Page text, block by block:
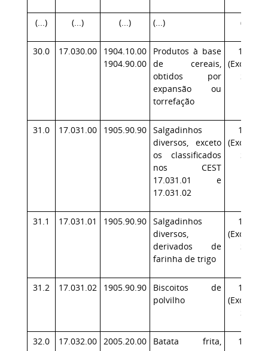
(...) (...) (...) (...) (...)
30.0 17.030.00
1904.10.00
1904.90.00
Produtos à base
de cereais,
obtidos por
expansão ou
torrefação
17.1
(Exceção:
SP)
31.0 17.031.00 1905.90.90 Salgadinhos
diversos, exceto
os classificados
nos CEST
17.031.01 e
17.031.02
17.1
(Exceção:
SP)
31.1 17.031.01 1905.90.90 Salgadinhos
diversos,
derivados de
farinha de trigo
17.1
(Exceção:
SP)
31.2 17.031.02 1905.90.90
Biscoitos de
polvilho
17.1
(Exceção:
SP)
32.0 17.032.00 2005.20.00
Batata frita,
17.1